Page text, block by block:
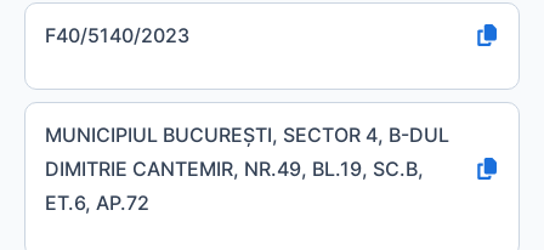
F40/5140/2023
MUNICIPIUL BUCUREŞTI, SECTOR 4, B-DUL
DIMITRIE CANTEMIR, NR.49, BL.19, SC.B,
ET.6, AP.72